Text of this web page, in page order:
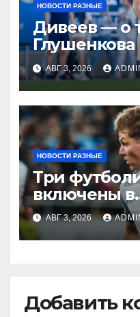
НОВОСТИ РАЗНЫЕ
Дивеев — о
Глушенкова
Джону
наигрывали
ситуации»
АВГ 3, 2026
НОВОСТИ РАЗНЫЕ
Три
включены в
2‑го тура
АВГ 3, 2026
Добавить